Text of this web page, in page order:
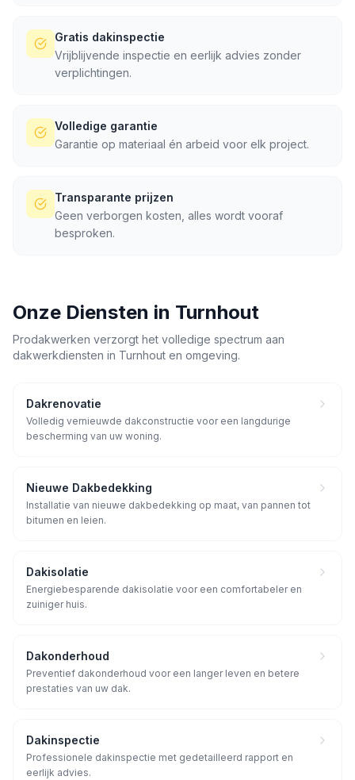
Gratis dakinspectie
Vrijblijvende inspectie en eerlijk advies zonder
verplichtingen.
Volledige garantie
Garantie op materiaal én arbeid voor elk project.
Transparante prijzen
Geen verborgen kosten, alles wordt vooraf
besproken.
Onze Diensten in Turnhout
Prodakwerken verzorgt het volledige spectrum aan
dakwerkdiensten in Turnhout en omgeving.
Dakrenovatie
Volledig vernieuwde dakconstructie voor een langdurige
bescherming van uw woning.
Nieuwe Dakbedekking
Installatie van nieuwe dakbedekking op maat, van pannen tot
bitumen en leien.
Dakisolatie
Energiebesparende dakisolatie voor een comfortabeler en
zuiniger huis.
Dakonderhoud
Preventief dakonderhoud voor een langer leven en betere
prestaties van uw dak.
Dakinspectie
Professionele dakinspectie met gedetailleerd rapport en
eerlijk advies.